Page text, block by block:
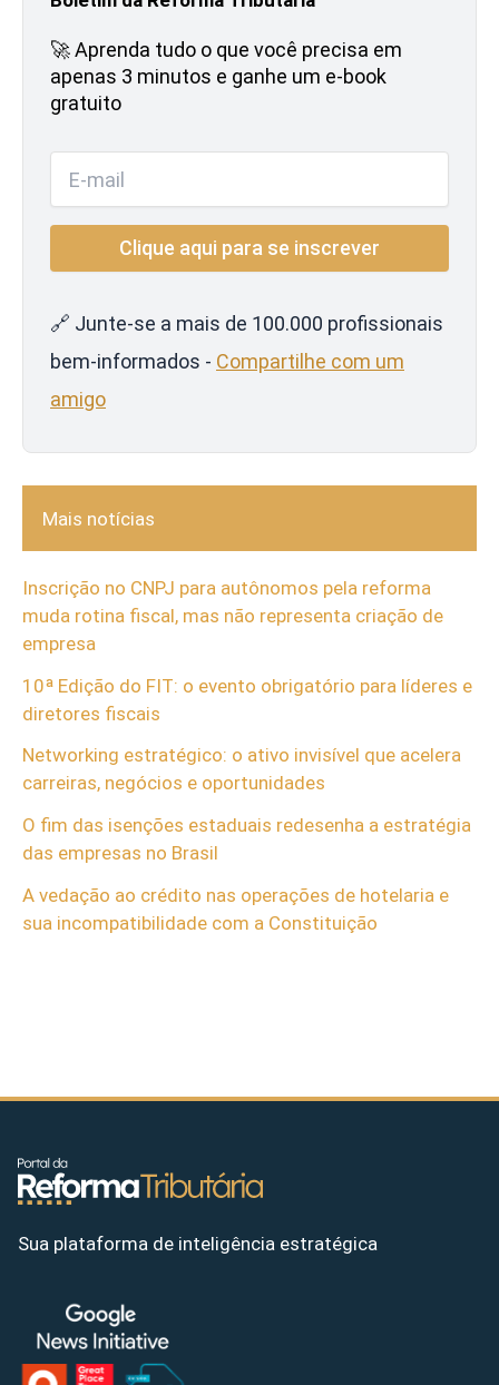
🚀 Aprenda tudo o que você precisa em
apenas 3 minutos e ganhe um e-book
gratuito
🔗 Junte-se a mais de 100.000 profissionais
bem-informados - Compartilhe com um
amigo
Mais notícias
Inscrição no CNPJ para autônomos pela reforma
muda rotina fiscal, mas não representa criação de
empresa
10ª Edição do FIT: o evento obrigatório para líderes e
diretores fiscais
Networking estratégico: o ativo invisível que acelera
carreiras, negócios e oportunidades
O fim das isenções estaduais redesenha a estratégia
das empresas no Brasil
A vedação ao crédito nas operações de hotelaria e
sua incompatibilidade com a Constituição
Sua plataforma de inteligência estratégica